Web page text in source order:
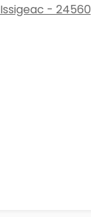
Issigeac - 24560